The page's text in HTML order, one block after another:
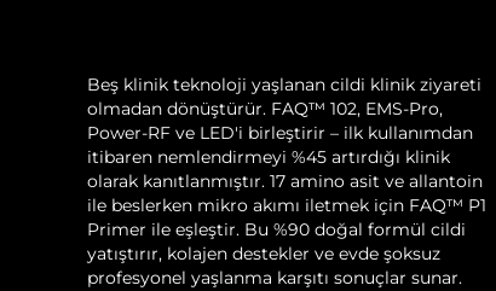
Beş klinik teknoloji yaşlanan cildi klinik ziyareti
olmadan dönüştürür. FAQ™ 102, EMS-Pro,
Power-RF ve LED'i birleştirir – ilk kullanımdan
itibaren nemlendirmeyi %45 artırdığı klinik
olarak kanıtlanmıştır. 17 amino asit ve allantoin
ile beslerken mikro akımı iletmek için FAQ™ P1
Primer ile eşleştir. Bu %90 doğal formül cildi
yatıştırır, kolajen destekler ve evde şoksuz
profesyonel yaşlanma karşıtı sonuçlar sunar.